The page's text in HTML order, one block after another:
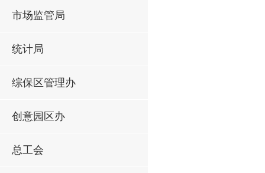
市场监管局
统计局
综保区管理办
创意园区办
总工会